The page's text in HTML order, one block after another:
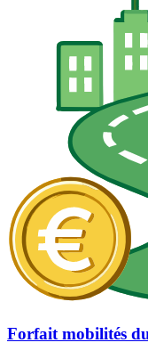
Forfait mobilités